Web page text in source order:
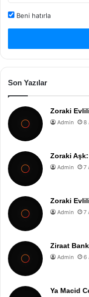
Beni hatırla
Son Yazılar
Zoraki
Admin 8
Zoraki
Admin 7
Zoraki
Admin 7
Ziraat
Admin 6
Ya Macid